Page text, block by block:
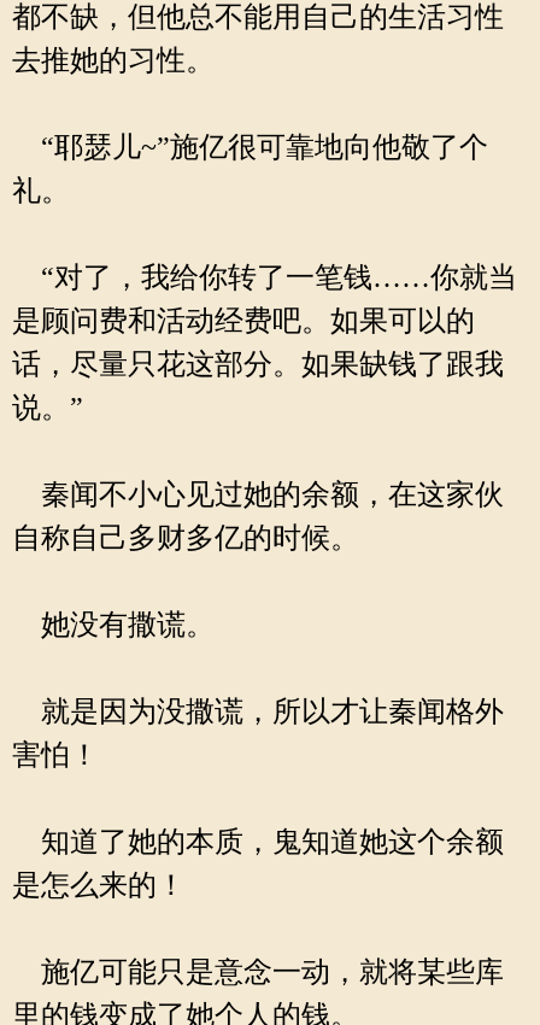
都不缺，但他总不能用自己的生活习性
去推她的习性。
“耶瑟儿~”施亿很可靠地向他敬了个
礼。
“对了，我给你转了一笔钱……你就当
是顾问费和活动经费吧。如果可以的
话，尽量只花这部分。如果缺钱了跟我
说。”
秦闻不小心见过她的余额，在这家伙
自称自己多财多亿的时候。
她没有撒谎。
就是因为没撒谎，所以才让秦闻格外
害怕！
知道了她的本质，鬼知道她这个余额
是怎么来的！
施亿可能只是意念一动，就将某些库
里的钱变成了她个人的钱。